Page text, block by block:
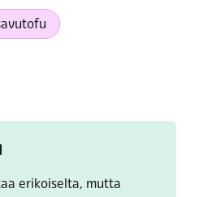
erikoiselta, mutta